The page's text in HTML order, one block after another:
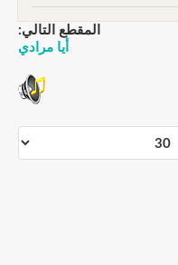
المقطع التالي:
أيا مرادي